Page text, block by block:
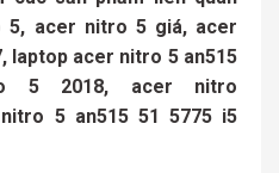
5, acer nitro 5 giá, acer
laptop acer nitro 5 an515
5 2018, acer nitro
5 an515 51 5775 i5